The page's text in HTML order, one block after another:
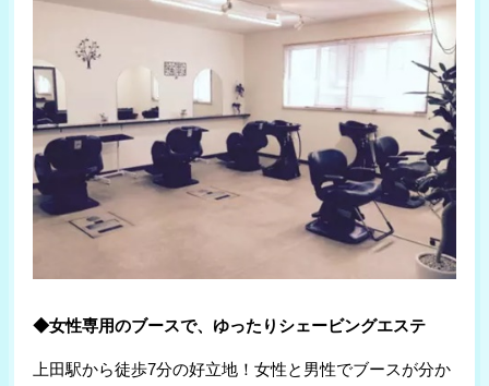
◆女性専用のブースで、ゆったりシェービングエステ
上田駅から徒歩7分の好立地！女性と男性でブースが分か